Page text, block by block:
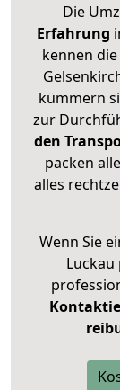
Die
Erfahrung
kennen
kümmern
zur
den
packen
alles
Wenn Sie
Luckau